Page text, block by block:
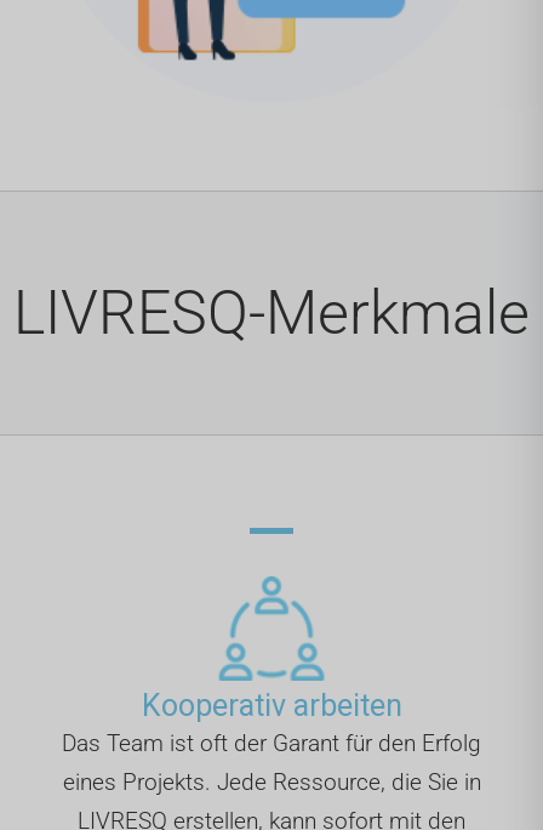
LIVRESQ-Merkmale
Kooperativ arbeiten
Das Team ist oft der Garant für den Erfolg
eines Projekts. Jede Ressource, die Sie in
LIVRESQ erstellen, kann sofort mit den